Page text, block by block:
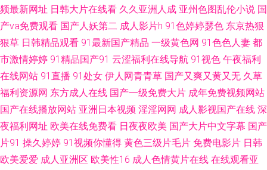
娘h视频 91在线资源站 豆花精品影视 老司机色色 手机看片福利国产 91全部
免费观看 豆花AV黑料导航 91看片入口 久久激五视频网站 日韩免费黄色网址
国产h精品视频 丝袜美尻人妻偷拍 91免费破处 成人福利网 久久伊人免费视
芽久久9com 熟女久草 91深夜网站色 国产成人内射 91网站永久免费 欧美成
网 91在线视频精品 美女漏逼视频 99草草网 日韩色情电影院 91九色拳交 美
频最新网址 日韩大片在线看 久久亚洲人成 亚州色图乱伦小说 国
产va免费观看 国产人妖第二 成人影片h 91色婷婷瑟色 东京热狠
狠草 日韩精品观看 91最新国产精品 一级黄色网 91色色人妻 都
市激情婷婷 91精品国产91 云涩福利在线导航 91视色 午夜福利
在线网站 91直播 91处女 伊人网青青草 国产又爽又黄又无 久草
福利资源网 东方成人在线 国产一级免费大片 成年免费视频网站
国产在线播放网站 亚洲日本视频 淫淫网网 成人影视国产在线 深
夜福利网址 欧美在线免费看 日夜夜欧美 国产大片中文字幕 国产
片91 操久婷婷 91视频你懂得 黄色三级片毛片 免费电影片 日韩
欧美爱爱 成人亚洲区 欧美性16 成人色情黄片在线 在线观看亚